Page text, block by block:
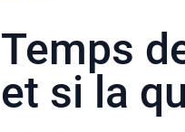
Temps
et si la